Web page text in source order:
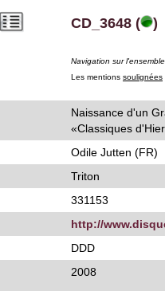
CD_3648 ( )
Navigation sur
Les mentions soulignées
Naissance d'un
«Classiques
Odile Jutten (FR)
Triton
331153
http://
DDD
2008